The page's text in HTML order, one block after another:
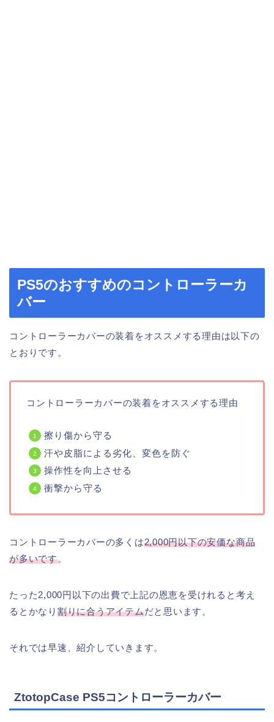
PS5のおすすめのコントローラーカ
バー
コントローラーカバーの装着をオススメする理由は以下の
とおりです。
コントローラーカバーの装着をオススメする理由
擦り傷から守る
汗や皮脂による劣化、変色を防ぐ
操作性を向上させる
衝撃から守る
コントローラーカバーの多くは2,000円以下の安価な商品
が多いです。
たった2,000円以下の出費で上記の恩恵を受けれると考え
るとかなり 割りに合うアイテムだと思います。
それでは早速、紹介していきます。
ZtotopCase PS5コントローラーカバー